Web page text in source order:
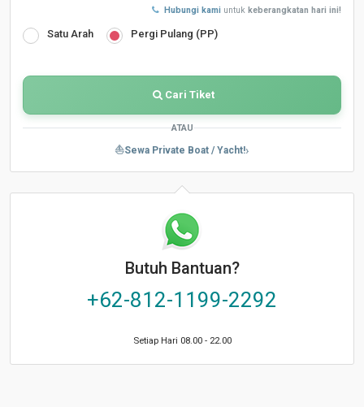
Hubungi kami untuk keberangkatan hari ini!
Satu Arah Pergi Pulang (PP)
Cari Tiket
ATAU
⛵Sewa Private Boat / Yacht!›
Butuh Bantuan?
+62-812-1199-2292
Setiap Hari 08.00 - 22.00